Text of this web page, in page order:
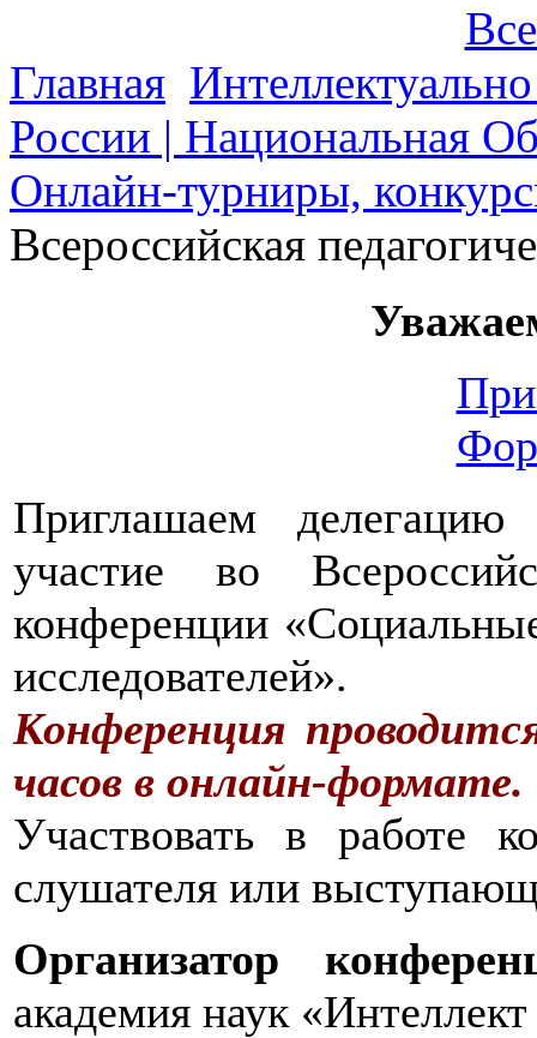
Главная
России | Национальная
Онлайн-турниры,
Всероссийская
Приглашаем
участие во
конференции
исследователей».
Конференция
часов в онлайн-формате.
Участвовать в работе
слушателя или
Организатор
академия наук